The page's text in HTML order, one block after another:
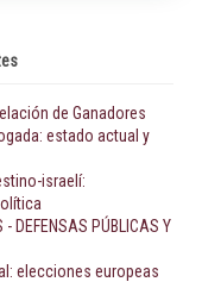
de Ganadores
estado actual y
israelí:
- DEFENSAS PÚBLICAS Y
elecciones europeas